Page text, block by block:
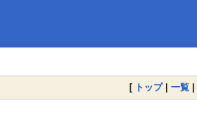
[ トップ| 一覧 |